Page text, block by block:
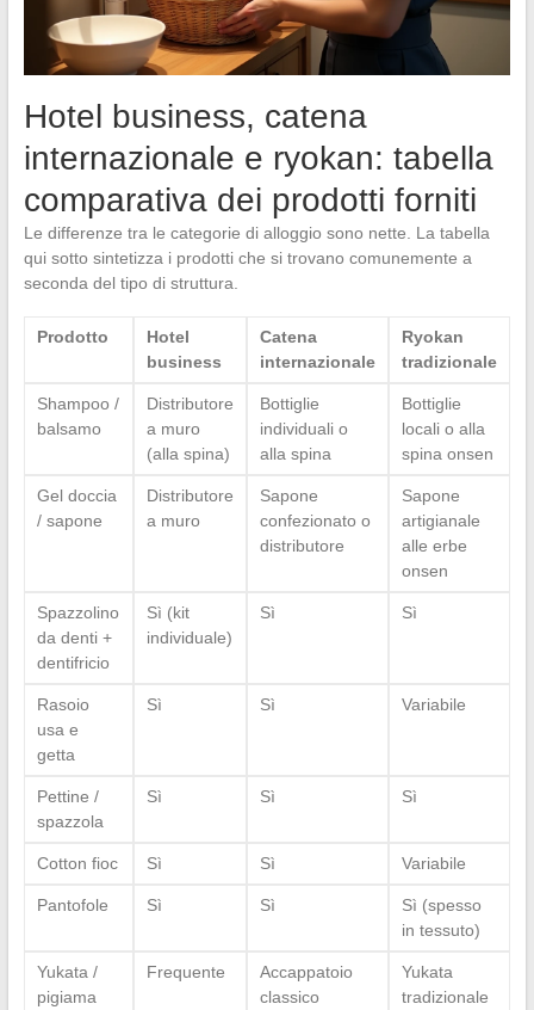
Hotel business, catena
internazionale e ryokan: tabella
comparativa dei prodotti forniti
Le differenze tra le categorie di alloggio sono nette. La tabella
qui sotto sintetizza i prodotti che si trovano comunemente a
seconda del tipo di struttura.
Prodotto
Hotel
business
Catena
internazionale
Ryokan
tradizionale
Shampoo /
balsamo
Distributore
a muro
(alla spina)
Bottiglie
individuali o
alla spina
Bottiglie
locali o alla
spina onsen
Gel doccia
/ sapone
Distributore
a muro
Sapone
confezionato o
distributore
Sapone
artigianale
alle erbe
onsen
Spazzolino
da denti +
dentifricio
Sì (kit
individuale)
Sì Sì
Rasoio
usa e
getta
Sì Sì Variabile
Pettine /
spazzola
Sì Sì Sì
Cotton fioc Sì Sì Variabile
Pantofole Sì Sì
Sì (spesso
in tessuto)
Yukata /
pigiama
Frequente
Accappatoio
classico
Yukata
tradizionale